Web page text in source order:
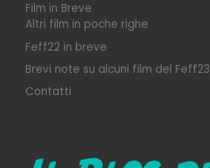
Film in Breve
Altri film in poche righe
Feff22 in breve
Brevi note su alcuni film del Feff23
Contatti